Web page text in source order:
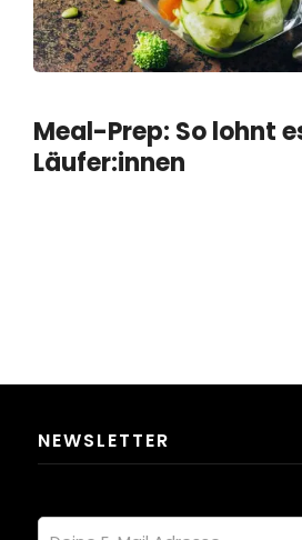
Meal-Prep: So lohnt
Läufer:innen
NEWSLETTER